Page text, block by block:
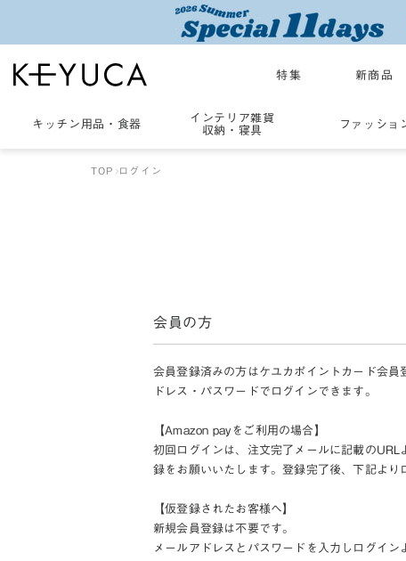
特集 新商品
キッチン用品 ・ 食器
インテリア雑貨
収納・寝具
ファッショ
TOP ログイン
会員の方
会員登録済みの方はケユカポイントカード会員
ドレス・パスワードでログインできます。
【Amazon payをご利用の場合】
初回ログインは、注文完了メールに記載のURL
録をお願いいたします。登録完了後、下記より
【仮登録されたお客様へ】
新規会員登録は不要です。
メールアドレスとパスワードを入力しログイン